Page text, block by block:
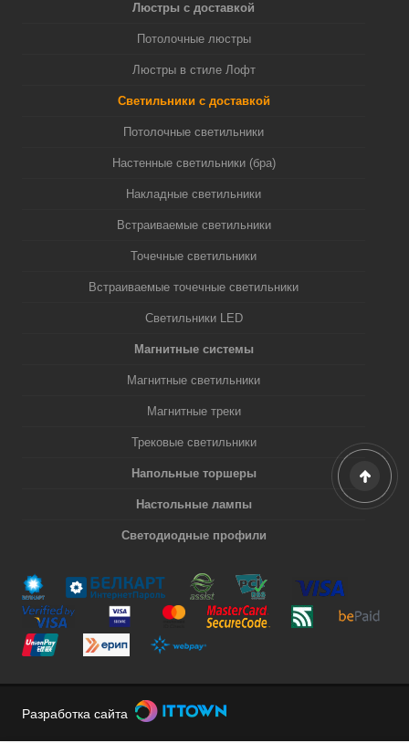
Люстры с доставкой
Потолочные люстры
Люстры в стиле Лофт
Светильники с доставкой
Потолочные светильники
Настенные светильники (бра)
Накладные светильники
Встраиваемые светильники
Точечные светильники
Встраиваемые точечные светильники
Светильники LED
Магнитные системы
Магнитные светильники
Магнитные треки
Трековые светильники
Напольные торшеры
Настольные лампы
Светодиодные профили
Разработка сайта